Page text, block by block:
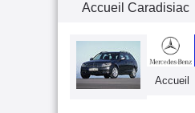
Accueil Caradisiac
Accueil